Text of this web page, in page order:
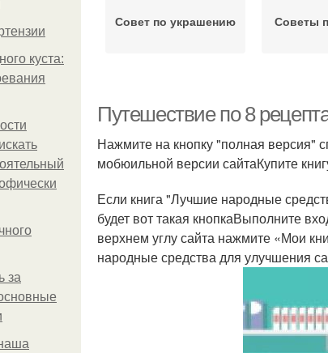
куста:
за
Совет по украшению Советы
Путешествие по 8
Нажмите на кнопку "полная версия"
мобюильной версии сайтаКупите
Если книга "Лучшие народные
будет вот такая кнопкаВыполните
верхнем углу сайта нажмите «Мои
народные средства для улучшения